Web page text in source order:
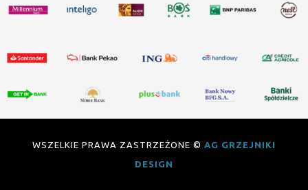
WSZELKIE PRAWA ZASTRZEŻONE © AG GRZEJNIKI
DESIGN